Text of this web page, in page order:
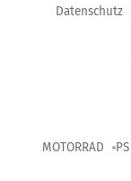
Datenschutz
MOTORRAD PS